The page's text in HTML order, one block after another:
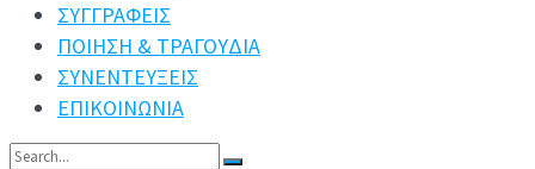
ΣΥΓΓΡΑΦΕΙΣ
ΠΟΙΗΣΗ & ΤΡΑΓΟΥΔΙΑ
ΣΥΝΕΝΤΕΥΞΕΙΣ
ΕΠΙΚΟΙΝΩΝΙΑ